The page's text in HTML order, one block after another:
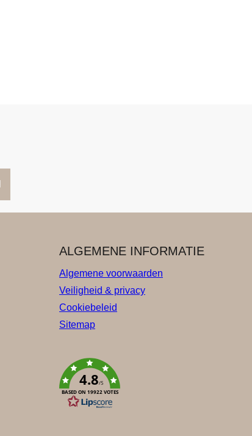
ALGEMENE INFORMATIE
Algemene voorwaarden
Veiligheid & privacy
Cookiebeleid
Sitemap
4.8/5
BASED ON 19922 VOTES